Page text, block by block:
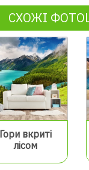
СХОЖІ
Гори вкриті
лісом